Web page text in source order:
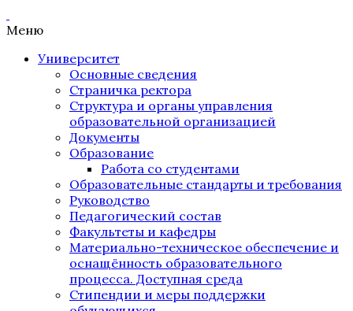
Меню
Университет
Основные сведения
Страничка ректора
Структура и органы управления
образовательной организацией
Документы
Образование
Работа со студентами
Образовательные стандарты и требования
Руководство
Педагогический состав
Факультеты и кафедры
Материально-техническое обеспечение и
оснащённость образовательного
процесса. Доступная среда
Стипендии и меры поддержки